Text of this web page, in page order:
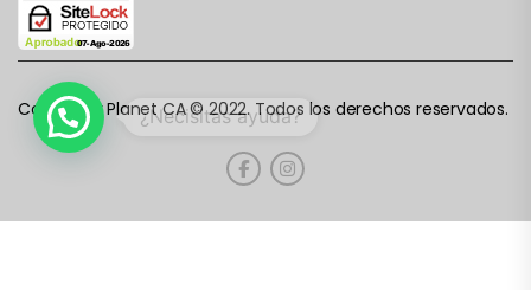
Computer Planet CA © 2022. Todos los derechos reservados.